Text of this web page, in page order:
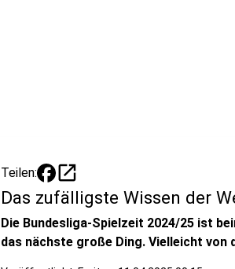
Teilen: open_in_new
Das zufälligste Wissen der
Die Bundesliga-Spielzeit 2024/25 ist
das nächste große Ding. Vielleicht von